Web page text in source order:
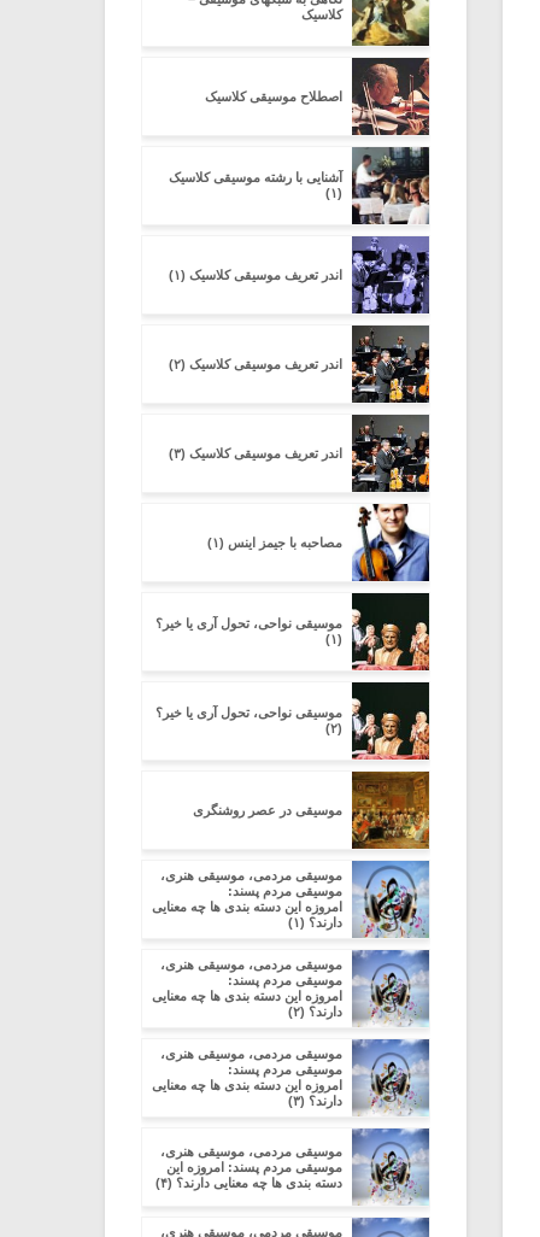
کلاسیک
اصطلاح موسیقی کلاسیک
آشنایی با رشته موسیقی کلاسیک
(۱)
اندر تعریف موسیقی کلاسیک (۱)
اندر تعریف موسیقی کلاسیک (۲)
اندر تعریف موسیقی کلاسیک (۳)
مصاحبه با جیمز اینس (۱)
موسیقی نواحی، تحول آری یا خیر؟
(۱)
موسیقی نواحی، تحول آری یا خیر؟
(۲)
موسیقی در عصر روشنگری
موسیقی مردمی، موسیقی هنری،
موسیقی مردم پسند:
امروزه این دسته بندی ها چه معنایی
دارند؟ (۱)
موسیقی مردمی، موسیقی هنری،
موسیقی مردم پسند:
امروزه این دسته بندی ها چه معنایی
دارند؟ (۲)
موسیقی مردمی، موسیقی هنری،
موسیقی مردم پسند:
امروزه این دسته بندی ها چه معنایی
دارند؟ (۳)
موسیقی مردمی، موسیقی هنری،
موسیقی مردم پسند: امروزه این
دسته بندی ها چه معنایی دارند؟ (۴)
موسیقی مردمی، موسیقی هنری،